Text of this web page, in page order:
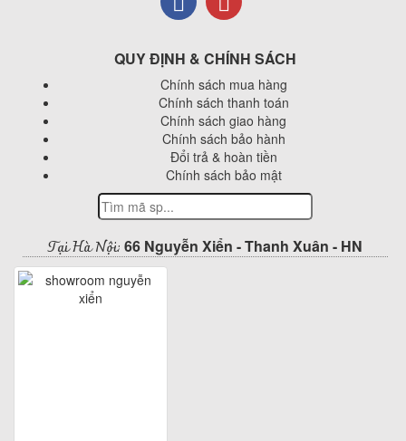
QUY ĐỊNH & CHÍNH SÁCH
Chính sách mua hàng
Chính sách thanh toán
Chính sách giao hàng
Chính sách bảo hành
Đổi trả & hoàn tiền
Chính sách bảo mật
Tại Hà Nội: 66 Nguyễn Xiển - Thanh Xuân - HN